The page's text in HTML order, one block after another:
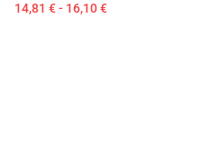
14,81 € - 16,10 €